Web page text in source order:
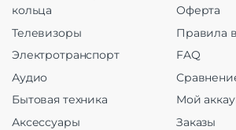
кольца
Телевизоры
Электротранспорт
Аудио
Бытовая техника
Аксессуары
Оферта
Правила
FAQ
Мой
Заказы